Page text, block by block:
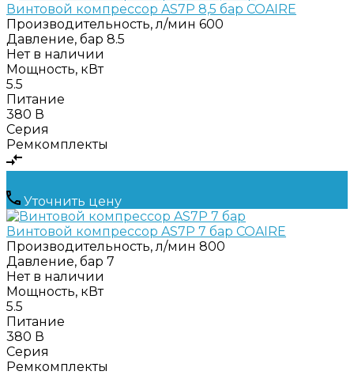
Винтовой компрессор AS7P 8,5 бар COAIRE
Производительность, л/мин 600
Давление, бар 8.5
Нет в наличии
Мощность, кВт
5.5
Питание
380 В
Серия
Ремкомплекты
Уточнить цену
Винтовой компрессор AS7P 7 бар COAIRE
Производительность, л/мин 800
Давление, бар 7
Нет в наличии
Мощность, кВт
5.5
Питание
380 В
Серия
Ремкомплекты